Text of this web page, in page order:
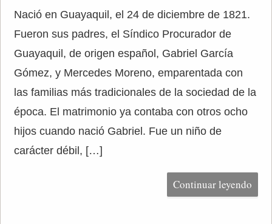
Nació en Guayaquil, el 24 de diciembre de 1821.
Fueron sus padres, el Síndico Procurador de
Guayaquil, de origen español, Gabriel García
Gómez, y Mercedes Moreno, emparentada con
las familias más tradicionales de la sociedad de la
época. El matrimonio ya contaba con otros ocho
hijos cuando nació Gabriel. Fue un niño de
carácter débil, […]
Continuar leyendo